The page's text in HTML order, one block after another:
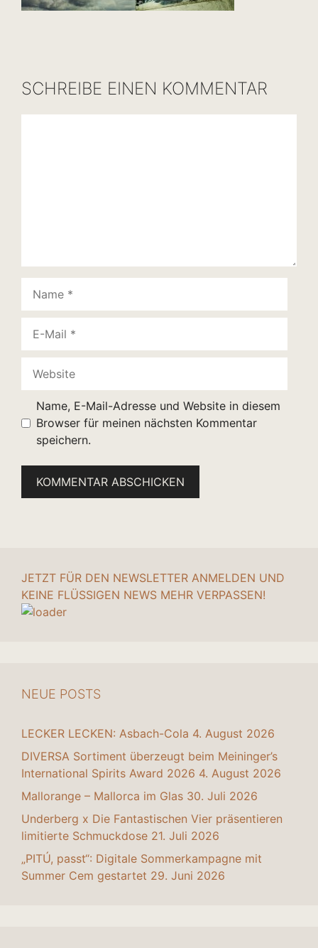
SCHREIBE EINEN KOMMENTAR
Mail
Name, E-Mail-Adresse und Website in diesem
Browser für meinen nächsten Kommentar
speichern.
JETZT FÜR DEN NEWSLETTER ANMELDEN UND
KEINE FLÜSSIGEN NEWS MEHR VERPASSEN!
NEUE POSTS
LECKER LECKEN: Asbach-Cola 4. August 2026
DIVERSA Sortiment überzeugt beim Meininger’s
International Spirits Award 2026 4. August 2026
Mallorange – Mallorca im Glas 30. Juli 2026
Underberg x Die Fantastischen Vier präsentieren
limitierte Schmuckdose 21. Juli 2026
„PITÚ, passt“: Digitale Sommerkampagne mit
Summer Cem gestartet 29. Juni 2026